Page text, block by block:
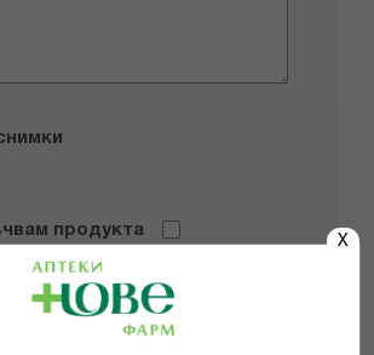
X
продукта
и се съгласявам с
и политиката за